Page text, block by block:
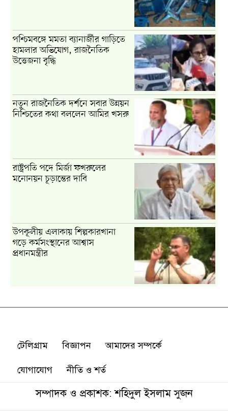
টেলিগ্রাম বিজ্ঞাপন আমাদের সম্পর্কে
যোগাযোগ নীতি ও শর্ত
সম্পাদক ও প্রকাশক: শহিদুল ইসলাম সুজন